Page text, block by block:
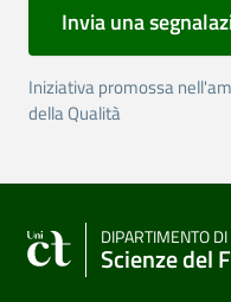
Invia una
Iniziativa promossa
della Qualità
DIPARTIMENTO DI
Scienze del